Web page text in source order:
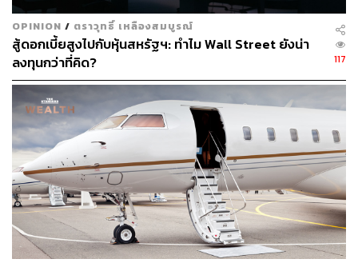
OPINION / ตราวุทธิ์ เหลืองสมบูรณ์
สู้ดอกเบี้ยสูงไปกับหุ้นสหรัฐฯ: ทำไม Wall Street ยังน่า
ลงทุนกว่าที่คิด?
117